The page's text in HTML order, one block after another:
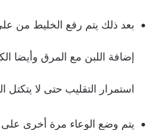
بعد ذلك يتم رفع الخليط من
إضافة اللبن مع المرق وأيضا
استمرار التقليب حتى لا يتكتل
يتم وضع الوعاء مرة أخرى على